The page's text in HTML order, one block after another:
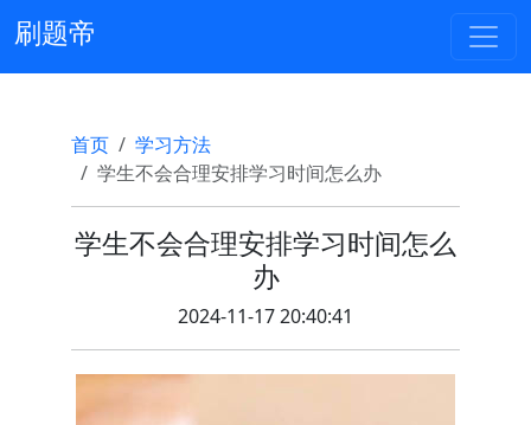
刷题帝
首页
学习方法
学生不会合理安排学习时间怎么办
学生不会合理安排学习时间怎么
办
2024-11-17 20:40:41